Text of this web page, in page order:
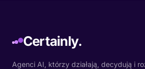
Certainly.
Agenci AI, którzy działają, decydują i